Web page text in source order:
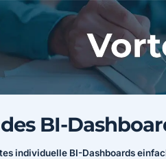
BI-
individuelle BI-Dashboards